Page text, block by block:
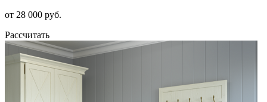
от 28 000 руб.
Рассчитать